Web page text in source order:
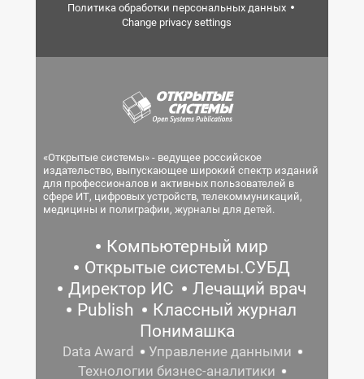
Политика обработки персональных данных
Change privacy settings
«Открытые системы» - ведущее российское
издательство, выпускающее широкий спектр изданий
для профессионалов и активных пользователей в
сфере ИТ, цифровых устройств, телекоммуникаций,
медицины и полиграфии, журналы для детей.
Компьютерный мир
Открытые системы.СУБД
Директор ИС
Лечащий врач
Publish
Классный журнал
Понимашка
Data Award
Управление данными
Технологии бизнес-аналитики